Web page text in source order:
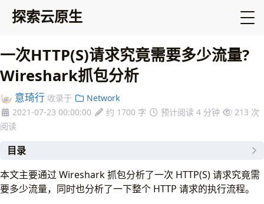
探索云原生
一次HTTP(S)请求究竟需要多少流量?
Wireshark抓包分析
意琦行 收录于
Network
2021-07-23 00:00:00
约 1700 字 预计阅读 4 分钟 213 次
阅读
目录
1. 背景
2. 抓包分析
本文主要通过 Wireshark 抓包分析了一次 HTTP(S) 请求究竟需
要多少流量，同时也分析了一下整个 HTTP 请求的执行流程。